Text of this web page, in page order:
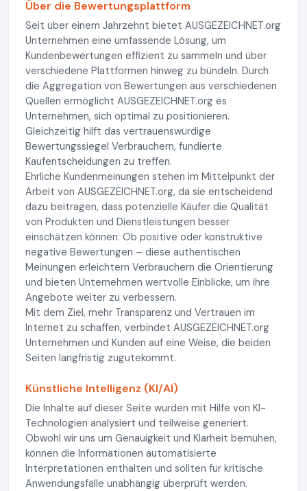
Über die Bewertungsplattform
Seit über einem Jahrzehnt bietet AUSGEZEICHNET.org
Unternehmen eine umfassende Lösung, um
Kundenbewertungen effizient zu sammeln und über
verschiedene Plattformen hinweg zu bündeln. Durch
die Aggregation von Bewertungen aus verschiedenen
Quellen ermöglicht AUSGEZEICHNET.org es
Unternehmen, sich optimal zu positionieren.
Gleichzeitig hilft das vertrauenswürdige
Bewertungssiegel Verbrauchern, fundierte
Kaufentscheidungen zu treffen.
Ehrliche Kundenmeinungen stehen im Mittelpunkt der
Arbeit von AUSGEZEICHNET.org, da sie entscheidend
dazu beitragen, dass potenzielle Käufer die Qualität
von Produkten und Dienstleistungen besser
einschätzen können. Ob positive oder konstruktive
negative Bewertungen – diese authentischen
Meinungen erleichtern Verbrauchern die Orientierung
und bieten Unternehmen wertvolle Einblicke, um ihre
Angebote weiter zu verbessern.
Mit dem Ziel, mehr Transparenz und Vertrauen im
Internet zu schaffen, verbindet AUSGEZEICHNET.org
Unternehmen und Kunden auf eine Weise, die beiden
Seiten langfristig zugutekommt.
Künstliche Intelligenz (KI/AI)
Die Inhalte auf dieser Seite wurden mit Hilfe von KI-
Technologien analysiert und teilweise generiert.
Obwohl wir uns um Genauigkeit und Klarheit bemühen,
können die Informationen automatisierte
Interpretationen enthalten und sollten für kritische
Anwendungsfälle unabhängig überprüft werden.